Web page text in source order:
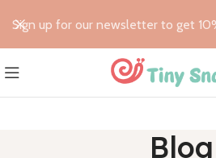
Blog
Sign up for our newsletter to get